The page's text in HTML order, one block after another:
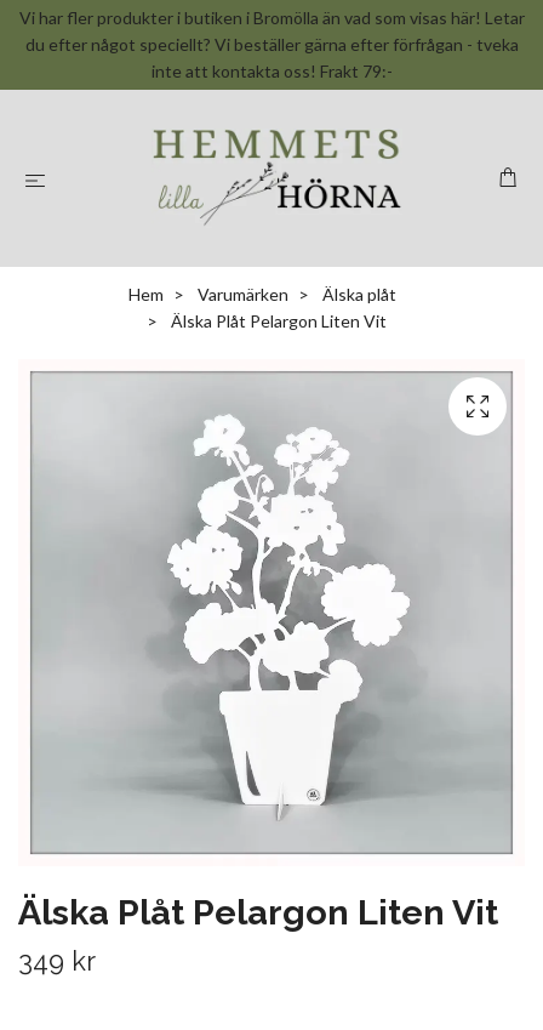
Vi har fler produkter i butiken i Bromölla än vad som visas här! Letar
du efter något speciellt? Vi beställer gärna efter förfrågan - tveka
inte att kontakta oss! Frakt 79:-
Hem Varumärken
Älska plåt
Älska Plåt Pelargon Liten Vit
Älska Plåt Pelargon Liten Vit
349 kr